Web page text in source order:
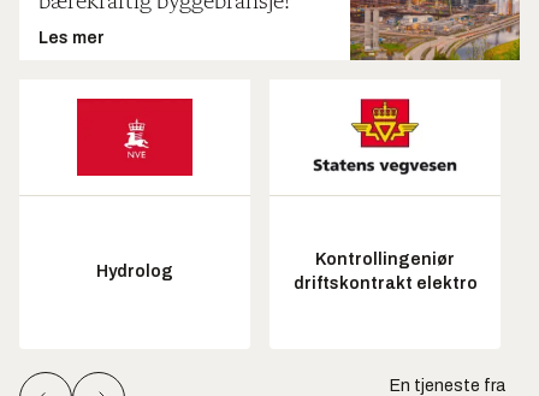
Les mer
Hydrolog
Kontrollingeniør
driftskontrakt elektro
En tjeneste fra